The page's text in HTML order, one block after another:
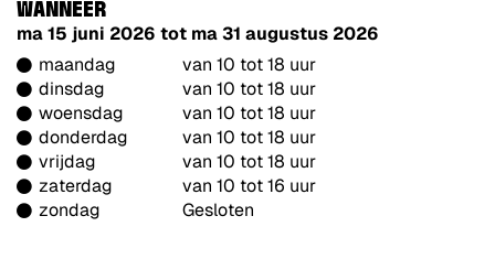
WANNEER
ma 15 juni 2026 tot ma 31 augustus 2026
maandag
van 10 tot 18 uur
dinsdag
van 10 tot 18 uur
woensdag
van 10 tot 18 uur
donderdag
van 10 tot 18 uur
vrijdag
van 10 tot 18 uur
zaterdag
van 10 tot 16 uur
zondag
Gesloten